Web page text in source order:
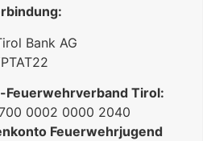
Bank AG
Feuerwehrverband Tirol:
0002 0000 2040
Feuerwehrjugend